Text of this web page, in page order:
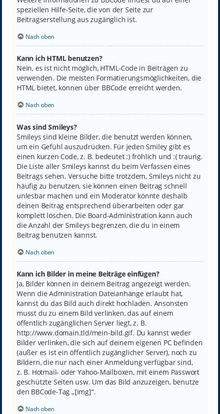
speziellen Hilfe-Seite, die von der Seite zur
Beitragserstellung aus zugänglich ist.
Nach oben
Kann ich HTML benutzen?
Nein, es ist nicht möglich, HTML-Code in Beiträgen zu
verwenden. Die meisten Formatierungsmöglichkeiten, die
HTML bietet, können über BBCode erreicht werden.
Nach oben
Was sind Smileys?
Smileys sind kleine Bilder, die benutzt werden können,
um ein Gefühl auszudrücken. Für jeden Smiley gibt es
einen kurzen Code, z. B. bedeutet :) fröhlich und :( traurig.
Die Liste aller Smileys kannst du beim Verfassen eines
Beitrags sehen. Versuche bitte trotzdem, Smileys nicht zu
häufig zu benutzen, sie können einen Beitrag schnell
unlesbar machen und ein Moderator könnte deshalb
deinen Beitrag entsprechend überarbeiten oder gar
komplett löschen. Die Board-Administration kann auch
die Anzahl der Smileys begrenzen, die du in einem
Beitrag benutzen kannst.
Nach oben
Kann ich Bilder in meine Beiträge einfügen?
Ja, Bilder können in deinem Beitrag angezeigt werden.
Wenn die Administration Dateianhänge erlaubt hat,
kannst du das Bild auch direkt hochladen. Ansonsten
musst du zu einem Bild verlinken, das auf einem
öffentlich zugänglichen Server liegt, z. B.
http://www.domain.tld/mein-bild.gif. Du kannst weder
Bilder verlinken, die sich auf deinem eigenen PC befinden
(außer es ist ein öffentlich zugänglicher Server), noch zu
Bildern, die nur nach einer Anmeldung verfügbar sind,
z. B. Hotmail- oder Yahoo-Mailboxen, mit einem Passwort
geschützte Seiten usw. Um das Bild anzuzeigen, benutze
den BBCode-Tag „[img]“.
Nach oben